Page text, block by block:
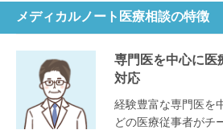
メディカルノート医療相談の特徴
専門医を中心に医
対応
経験豊富な専門医を
どの医療従事者がチ